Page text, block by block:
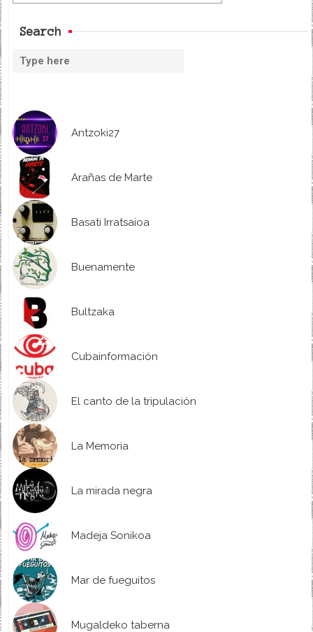
Search
Antzoki27
Arañas de Marte
Basati Irratsaioa
Buenamente
Bultzaka
Cubainformación
El canto de la tripulación
La Memoria
La mirada negra
Madeja Sonikoa
Mar de fueguitos
Mugaldeko taberna